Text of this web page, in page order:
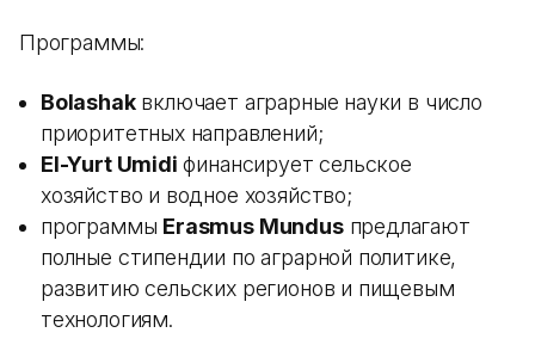
Программы:
Bolashakвключает аграрные науки в число
приоритетных направлений;
El-Yurt Umidi финансирует сельское
хозяйство и водное хозяйство;
программы Erasmus Mundusпредлагают
полные стипендии по аграрной политике,
развитию сельских регионов и пищевым
технологиям.